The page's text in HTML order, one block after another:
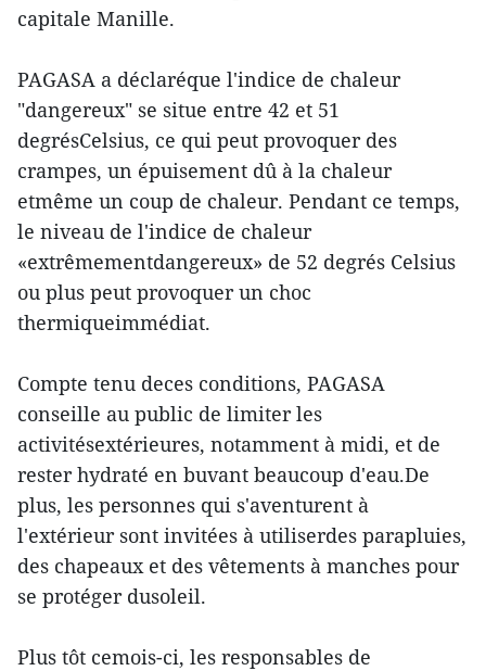
capitale Manille.
PAGASA a déclaréque l'indice de chaleur
"dangereux" se situe entre 42 et 51
degrésCelsius, ce qui peut provoquer des
crampes, un épuisement dû à la chaleur
etmême un coup de chaleur. Pendant ce temps,
le niveau de l'indice de chaleur
«extrêmementdangereux» de 52 degrés Celsius
ou plus peut provoquer un choc
thermiqueimmédiat.
Compte tenu deces conditions, PAGASA
conseille au public de limiter les
activitésextérieures, notamment à midi, et de
rester hydraté en buvant beaucoup d'eau.De
plus, les personnes qui s'aventurent à
l'extérieur sont invitées à utiliserdes parapluies,
des chapeaux et des vêtements à manches pour
se protéger dusoleil.
Plus tôt cemois-ci, les responsables de